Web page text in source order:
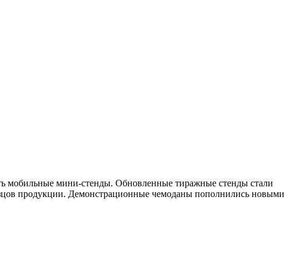
мобильные мини-стенды. Обновленные тиражные стенды стали
продукции. Демонстрационные чемоданы пополнились новыми